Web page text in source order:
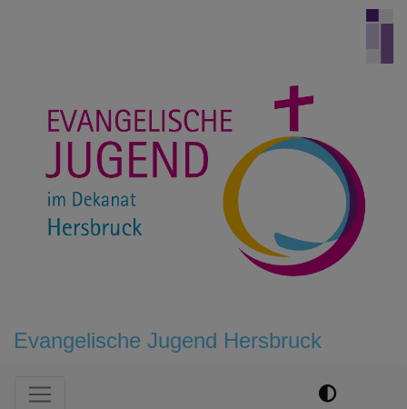
Evangelische Jugend Hersbruck
Hauptnavigation